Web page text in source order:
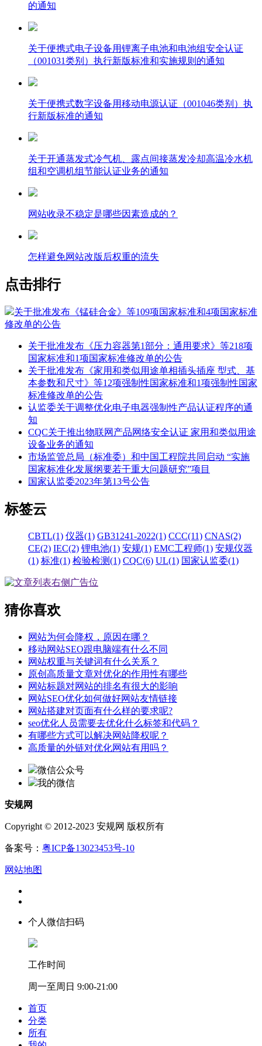
的通知
关于便携式电子设备用锂离子电池和电池组安全认证
（001031类别）执行新版标准和实施规则的通知
关于便携式数字设备用移动电源认证（001046类别）执
行新版标准的通知
关于开通蒸发式冷气机、露点间接蒸发冷却高温冷水机
组和空调机组节能认证业务的通知
网站收录不稳定是哪些因素造成的？
怎样避免网站改版后权重的流失
点击排行
关于批准发布《锰硅合金》等109项国家标准和4项国家标准
修改单的公告
关于批准发布《压力容器第1部分：通用要求》等218项
国家标准和1项国家标准修改单的公告
关于批准发布《家用和类似用途单相插头插座 型式、基
本参数和尺寸》等12项强制性国家标准和1项强制性国家
标准修改单的公告
认监委关于调整优化电子电器强制性产品认证程序的通
知
CQC关于推出物联网产品网络安全认证 家用和类似用途
设备业务的通知
市场监管总局（标准委）和中国工程院共同启动 “实施
国家标准化发展纲要若干重大问题研究”项目
国家认监委2023年第13号公告
标签云
CBTL(1) 仪器(1) GB31241-2022(1) CCC(11) CNAS(2)
CE(2) IEC(2) 锂电池(1) 安规(1) EMC工程师(1) 安规仪器
(1) 标准(1) 检验检测(1) CQC(6) UL(1) 国家认监委(1)
猜你喜欢
网站为何会降权，原因在哪？
移动网站SEO跟电脑端有什么不同
网站权重与关键词有什么关系？
原创高质量文章对优化的作用性有哪些
网站标题对网站的排名有很大的影响
网站SEO优化如何做好网站友情链接
网站搭建对页面有什么样的要求呢?
seo优化人员需要去优化什么标签和代码？
有哪些方式可以解决网站降权呢？
高质量的外链对优化网站有用吗？
微信公众号
我的微信
安规网
Copyright © 2012-2023 安规网 版权所有
备案号： 粤ICP备13023453号-10
网站地图
个人微信扫码
工作时间
周一至周日 9:00-21:00
首页
分类
所有